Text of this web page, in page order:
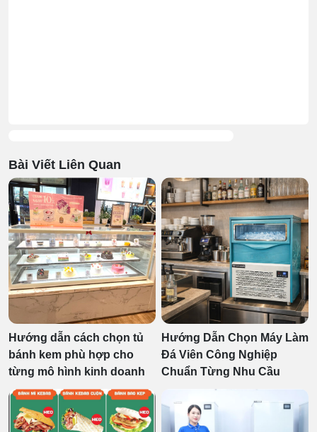
Bài Viết Liên Quan
Hướng dẫn cách chọn tủ
bánh kem phù hợp cho
từng mô hình kinh doanh
Hướng Dẫn Chọn Máy Làm
Đá Viên Công Nghiệp
Chuẩn Từng Nhu Cầu